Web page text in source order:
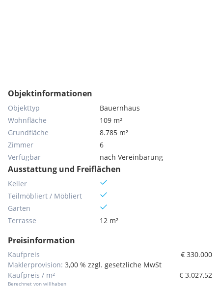
Objektinformationen
Objekttyp
Bauernhaus
Wohnfläche
109 m²
Grundfläche
8.785 m²
Zimmer
6
Verfügbar
nach Vereinbarung
Ausstattung und Freiflächen
Keller
Teilmöbliert / Möbliert
Garten
Terrasse
12 m²
Preisinformation
Kaufpreis
€ 330.000
Maklerprovision: 3,00 % zzgl. gesetzliche MwSt
Kaufpreis / m²
Berechnet von willhaben
€ 3.027,52